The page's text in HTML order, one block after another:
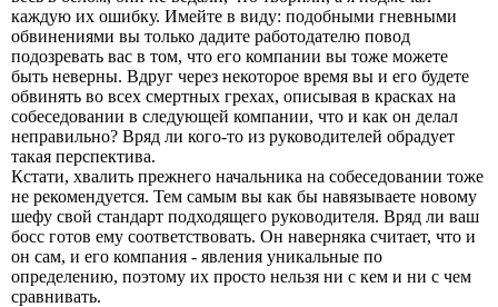
каждую их ошибку. Имейте в виду: подобными гневными
обвинениями вы только дадите работодателю повод
подозревать вас в том, что его компании вы тоже можете
быть неверны. Вдруг через некоторое время вы и его будете
обвинять во всех смертных грехах, описывая в красках на
собеседовании в следующей компании, что и как он делал
неправильно? Вряд ли кого-то из руководителей обрадует
такая перспектива.
Кстати, хвалить прежнего начальника на собеседовании тоже
не рекомендуется. Тем самым вы как бы навязываете новому
шефу свой стандарт подходящего руководителя. Вряд ли ваш
босс готов ему соответствовать. Он наверняка считает, что и
он сам, и его компания - явления уникальные по
определению, поэтому их просто нельзя ни с кем и ни с чем
сравнивать.